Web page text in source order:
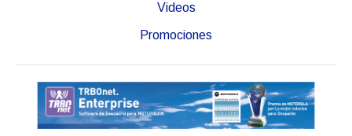
Videos
Promociones